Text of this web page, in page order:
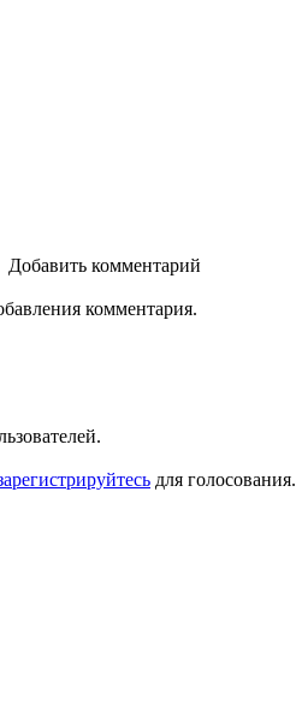
Добавить комментарий
комментария.
для голосования.